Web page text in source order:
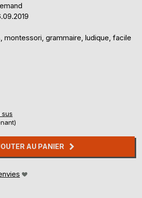
montessori, grammaire, ludique, facile
sus
AU PANIER